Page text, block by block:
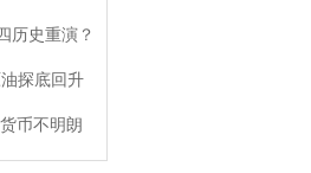
历史重演？
探底回升
币不明朗